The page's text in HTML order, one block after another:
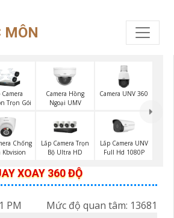
MÔN
Camera
Trọn Gói
Camera Hồng
Ngoại UMV
Camera UNV 360
Chống
Kbvision
Lắp Camera Trọn
Bộ Ultra HD
Lắp Camera UNV
Full Hd 1080P
XOAY 360 ĐỘ
PM Mức độ quan tâm: 13681